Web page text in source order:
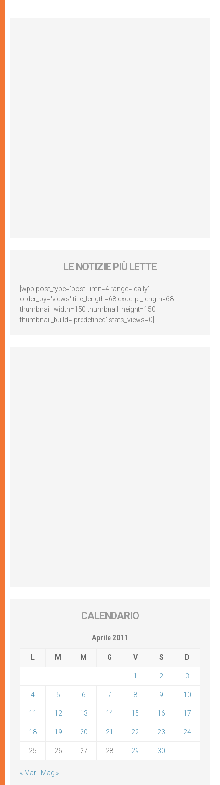
LE NOTIZIE PIÙ LETTE
[wpp post_type='post' limit=4 range='daily'
order_by='views' title_length=68 excerpt_length=68
thumbnail_width=150 thumbnail_height=150
thumbnail_build='predefined' stats_views=0]
CALENDARIO
Aprile 2011
L M M G V S D
1 2 3
4 5 6 7 8 9 10
11 12 13 14 15 16 17
18 19 20 21 22 23 24
25 26 27 28 29 30
« Mar Mag »